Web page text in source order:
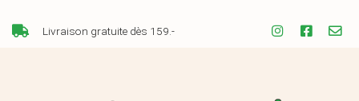
Livraison gratuite dès 159.-